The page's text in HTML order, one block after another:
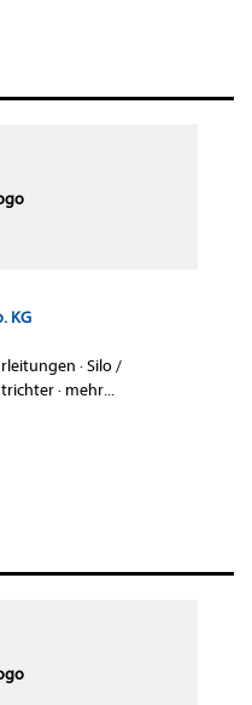
KG
·Silo /
· mehr...